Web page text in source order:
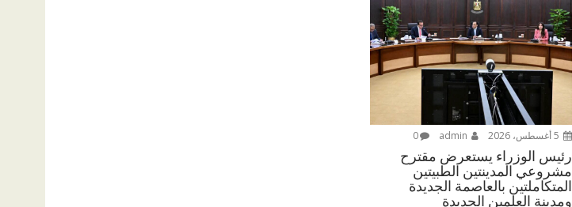
0
رئيس الوزراء يستعرض مقترح
مشروعي المدينتين الطبيتين
المتكاملتين بالعاصمة الجديدة
ومدينة العلمين الجديدة